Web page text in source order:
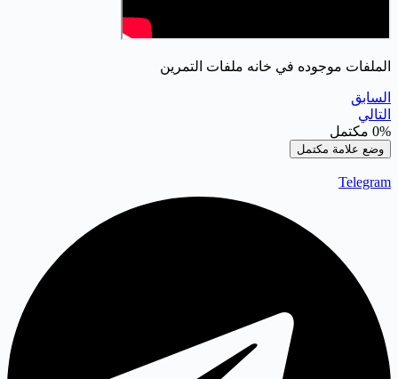
الملفات موجوده في خانه ملفات التمرين
السابق
التالي
0% مكتمل
وضع علامة مكتمل
Telegram